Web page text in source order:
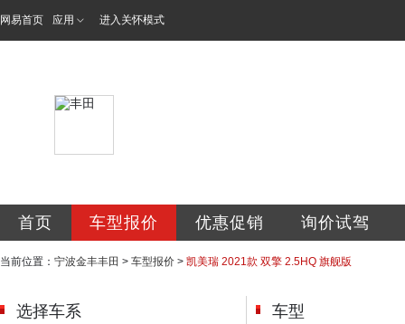
网易首页 应用 进入关怀模式
首页 车型报价 优惠促销 询价试驾
当前位置： 宁波金丰丰田 > 车型报价 > 凯美瑞 2021款 双擎 2.5HQ 旗舰版
选择车系 车型